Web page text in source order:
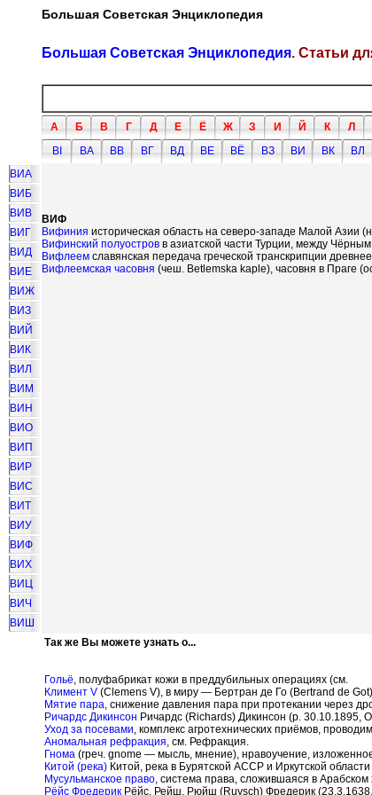
Большая Советская Энциклопедия
Большая Советская Энциклопедия. Статьи
А Б В Г Д Е Ё Ж З И Й К Л
ВI
ВА ВВ ВГ ВД ВЕ ВЁ ВЗ ВИ ВК ВЛ
ВИА
ВИБ
ВИВ
ВИГ
ВИД
ВИЕ
ВИЖ
ВИЗ
ВИЙ
ВИК
ВИЛ
ВИМ
ВИН
ВИО
ВИП
ВИР
ВИС
ВИТ
ВИУ
ВИФ
ВИХ
ВИЦ
ВИЧ
ВИШ
ВИФ
Вифиния историческая область на северо-западе Малой Азии
Вифинский полуостров в азиатской части Турции, между
Вифлеем славянская передача греческой транскрипции
Вифлеемская часовня (чеш. Betlemska kaple), часовня в Праге
Так же Вы можете узнать о...
Гольё, полуфабрикат кожи в преддубильных операциях (см.
Климент V (Clemens V), в миру — Бертран де Го (Bertrand de
Мятие пара, снижение давления пара при протекании через
Ричардс Дикинсон Ричардс (Richards) Дикинсон (р.
Уход за посевами, комплекс агротехнических приёмов,
Аномальная рефракция, см. Рефракция.
Гнома (греч. gnome — мысль, мнение), нравоучение,
Китой (река) Китой, река в Бурятской АССР и Иркутской
Мусульманское право, система права, сложившаяся в
Рёйс Фредерик Рёйс, Рейш, Рюйш (Ruysch) Фредерик